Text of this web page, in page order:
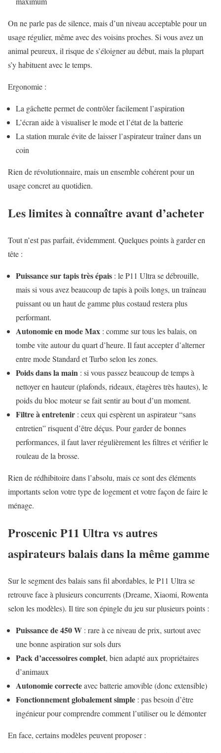
On ne parle pas de silence, mais d’un niveau acceptable pour un
usage régulier, même avec des voisins proches. Si vous avez un
animal peureux, il risque de s’éloigner au début, mais la plupart
s’y habituent avec le temps.
Ergonomie :
La gâchette permet de contrôler facilement l’aspiration
L’écran aide à visualiser le mode et l’état de la batterie
La station murale évite de laisser l’aspirateur traîner dans un
coin
Rien de révolutionnaire, mais un ensemble cohérent pour un
usage concret au quotidien.
Les limites à connaître avant d’acheter
Tout n’est pas parfait, évidemment. Quelques points à garder en
tête :
Puissance sur tapis très épais : le P11 Ultra se débrouille,
mais si vous avez beaucoup de tapis à poils longs, un traîneau
puissant ou un haut de gamme plus costaud restera plus
performant.
Autonomie en mode Max : comme sur tous les balais, on
tombe vite autour du quart d’heure. Il faut accepter d’alterner
entre mode Standard et Turbo selon les zones.
Poids dans la main : si vous passez beaucoup de temps à
nettoyer en hauteur (plafonds, rideaux, étagères très hautes), le
poids du bloc moteur se fait sentir au bout d’un moment.
Filtre à entretenir : ceux qui espèrent un aspirateur “sans
entretien” risquent d’être déçus. Pour garder de bonnes
performances, il faut laver régulièrement les filtres et vérifier le
rouleau de la brosse.
Rien de rédhibitoire dans l’absolu, mais ce sont des éléments
importants selon votre type de logement et votre façon de faire le
ménage.
Proscenic P11 Ultra vs autres
aspirateurs balais dans la même gamme
Sur le segment des balais sans fil abordables, le P11 Ultra se
retrouve face à plusieurs concurrents (Dreame, Xiaomi, Rowenta
selon les modèles). Il tire son épingle du jeu sur plusieurs points :
Puissance de 450 W : rare à ce niveau de prix, surtout avec
une bonne aspiration sur sols durs
Pack d’accessoires complet, bien adapté aux propriétaires
d’animaux
Autonomie correcteavec batterie amovible (donc extensible)
Fonctionnement globalement simple : pas besoin d’être
ingénieur pour comprendre comment l’utiliser ou le démonter
En face, certains modèles peuvent proposer :